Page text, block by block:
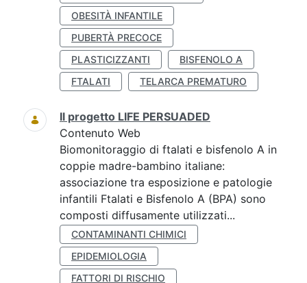
OBESITÀ INFANTILE
PUBERTÀ PRECOCE
PLASTICIZZANTI
BISFENOLO A
FTALATI
TELARCA PREMATURO
Il progetto LIFE PERSUADED
Contenuto Web
Biomonitoraggio di ftalati e bisfenolo A in
coppie madre-bambino italiane:
associazione tra esposizione e patologie
infantili Ftalati e Bisfenolo A (BPA) sono
composti diffusamente utilizzati...
CONTAMINANTI CHIMICI
EPIDEMIOLOGIA
FATTORI DI RISCHIO